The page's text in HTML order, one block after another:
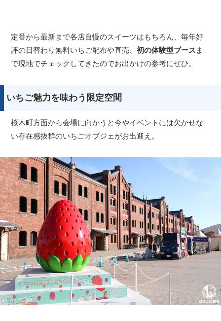
定番から最新まで各店自慢のスイーツはもちろん、毎年好
評の日替わり無料いちご配布や直売、初の体験型ブース ま
で現地でチェックしてきたのでお出かけの参考にぜひ。
いちご魅力を味わう限定空間
桜木町方面から会場に向かうと今やイベントには欠かせな
い存在感抜群のいちごオブジェがお出迎え。